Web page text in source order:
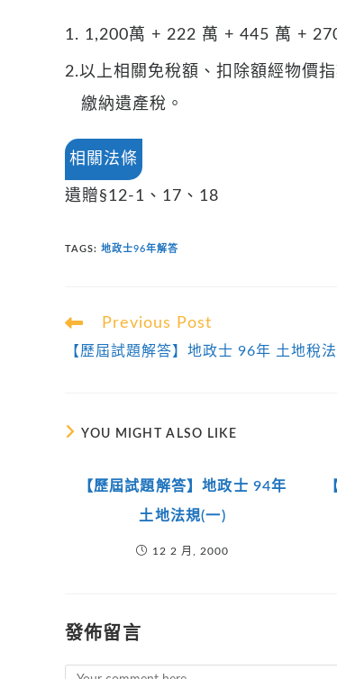
1. 1,200萬 + 222 萬 + 445 萬 +
2.以上相關免稅額、扣除額經物價
繳納遺產稅。
相關法條
遺贈§12-1、17、18
TAGS: 地政士96年解答
Read
articles
Previous Post
【歷屆試題解答】地政士 96年 土地稅
YOU MIGHT ALSO LIKE
【歷屆試題解答】地政士 94年
土地法規(一)
12 2 月, 2000
發佈留言
Comment